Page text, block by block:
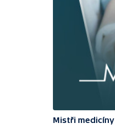
Mistři medicíny